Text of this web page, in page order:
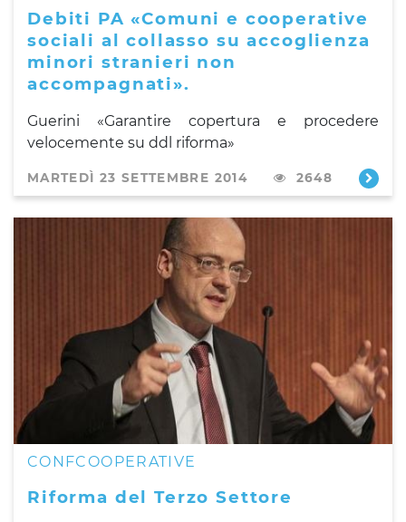
Debiti PA «Comuni e cooperative
sociali al collasso su accoglienza
minori stranieri non
accompagnati».
Guerini «Garantire copertura e procedere
velocemente su ddl riforma»
MARTEDÌ 23 SETTEMBRE 2014 2648
CONFCOOPERATIVE
Riforma del Terzo Settore